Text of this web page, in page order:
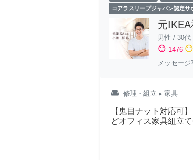
コアラスリープジャパン認定サ
元
男性 / 30代
sentiment_satisfied 1476 sentiment_neutral
メッセー
weekend 修理・組立 ▸ 家具
【鬼目ナット対応可
どオフィス家具組立